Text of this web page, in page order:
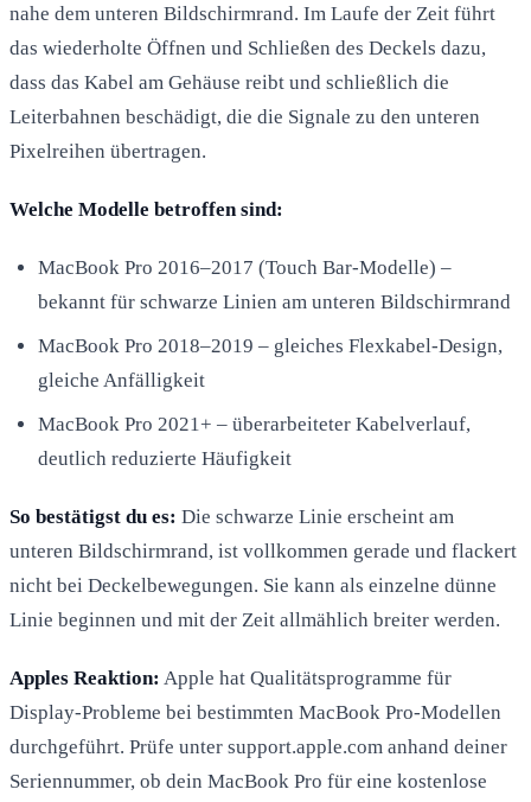
nahe dem unteren Bildschirmrand. Im Laufe der Zeit führt
das wiederholte Öffnen und Schließen des Deckels dazu,
dass das Kabel am Gehäuse reibt und schließlich die
Leiterbahnen beschädigt, die die Signale zu den unteren
Pixelreihen übertragen.
Welche Modelle betroffen sind:
MacBook Pro 2016–2017 (Touch Bar-Modelle) –
bekannt für schwarze Linien am unteren Bildschirmrand
MacBook Pro 2018–2019 – gleiches Flexkabel-Design,
gleiche Anfälligkeit
MacBook Pro 2021+ – überarbeiteter Kabelverlauf,
deutlich reduzierte Häufigkeit
So bestätigst du es: Die schwarze Linie erscheint am
unteren Bildschirmrand, ist vollkommen gerade und flackert
nicht bei Deckelbewegungen. Sie kann als einzelne dünne
Linie beginnen und mit der Zeit allmählich breiter werden.
Apples Reaktion: Apple hat Qualitätsprogramme für
Display-Probleme bei bestimmten MacBook Pro-Modellen
durchgeführt. Prüfe unter support.apple.com anhand deiner
Seriennummer, ob dein MacBook Pro für eine kostenlose